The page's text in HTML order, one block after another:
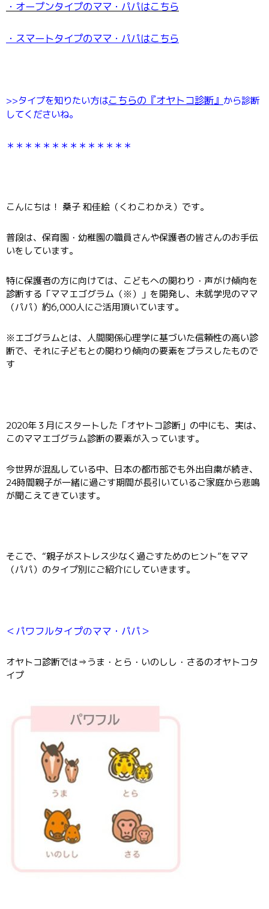
・オープンタイプのママ・パパはこちら
・スマートタイプのママ・パパはこちら
>>タイプを知りたい方はこちらの『オヤトコ診断』 から診断
してくださいね。
＊＊＊＊＊＊＊＊＊＊＊＊＊＊
こんにちは！ 桑子 和佳絵（くわこわかえ）です。
普段は、保育園・幼稚園の職員さんや保護者の皆さんのお手伝
いをしています。
特に保護者の方に向けては、こどもへの関わり・声がけ傾向を
診断する「ママエゴグラム（※）」を開発し、未就学児のママ
（パパ）約6,000人にご活用頂いています。
※エゴグラムとは、人間関係心理学に基づいた信頼性の高い診
断で、それに子どもとの関わり傾向の要素をプラスしたもので
す
2020年３月にスタートした「オヤトコ診断」の中にも、実は、
このママエゴグラム診断の要素が入っています。
今世界が混乱している中、日本の都市部でも外出自粛が続き、
24時間親子が一緒に過ごす期間が長引いているご家庭から悲鳴
が聞こえてきています。
そこで、“親子がストレス少なく過ごすためのヒント”をママ
（パパ）のタイプ別にご紹介にしていきます。
＜パワフルタイプのママ・パパ＞
オヤトコ診断では⇒うま・とら・いのしし・さるのオヤトコタ
イプ